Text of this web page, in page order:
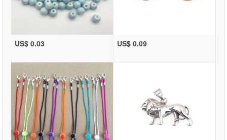
US$ 0.03 US$ 0.09